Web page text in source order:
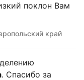
поклон Вам
край
. Спасибо за